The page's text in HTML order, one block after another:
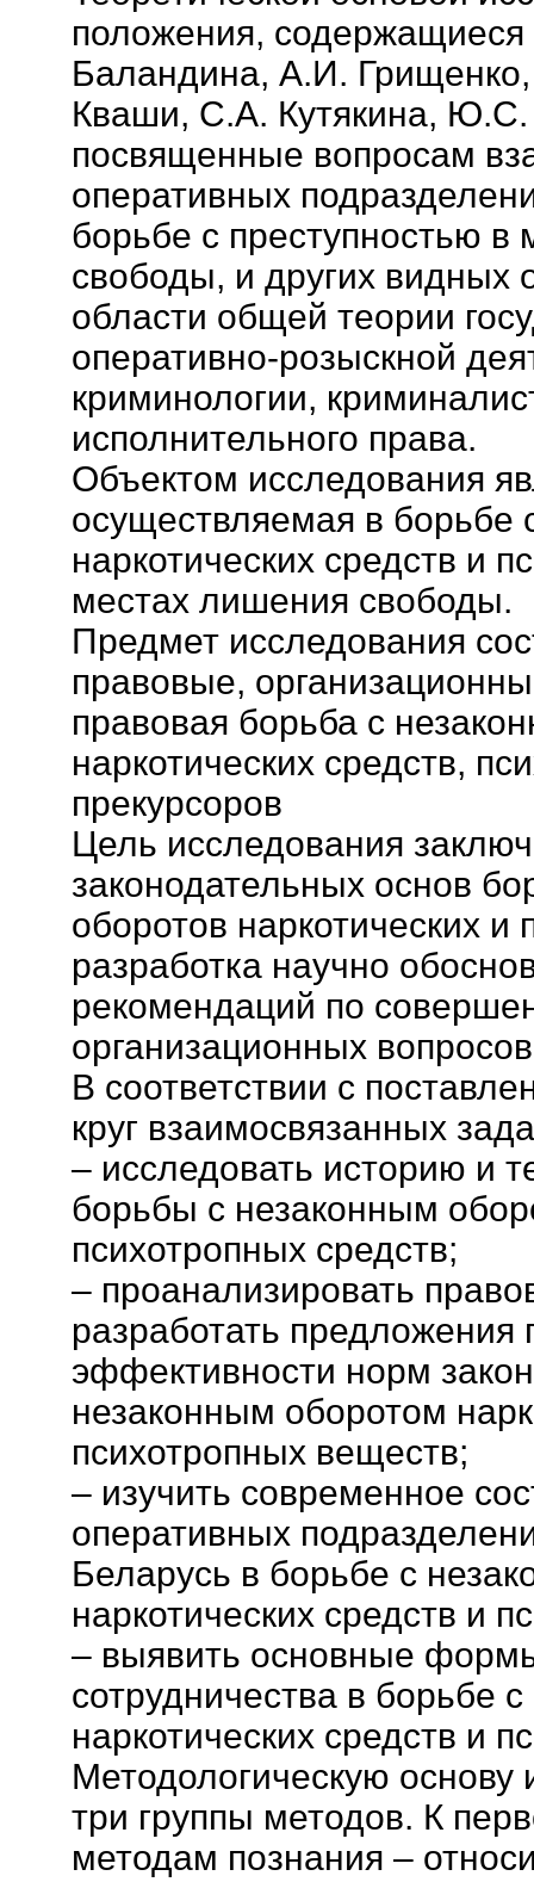
положения, содержащиеся
Баландина, А.И.
Кваши, С.А. Кутякина, Ю.С.
посвященные вопросам
оперативных
борьбе с преступностью в
свободы, и других видных
области общей теории
оперативно-розыскной
криминологии,
исполнительного права.
Объектом исследования
осуществляемая в борьбе
наркотических средств и
местах лишения свободы.
Предмет исследования
правовые,
правовая борьба с
наркотических средств,
прекурсоров
Цель исследования
законодательных основ
оборотов наркотических и
разработка научно
рекомендаций по
организационных
В соответствии с
круг взаимосвязанных
– исследовать историю и
борьбы с незаконным
психотропных средств;
– проанализировать
разработать
эффективности норм
незаконным оборотом
психотропных веществ;
– изучить современное
оперативных
Беларусь в борьбе с
наркотических средств и
– выявить основные
сотрудничества в борьбе
наркотических средств и
Методологическую основу
три группы методов. К
методам познания –